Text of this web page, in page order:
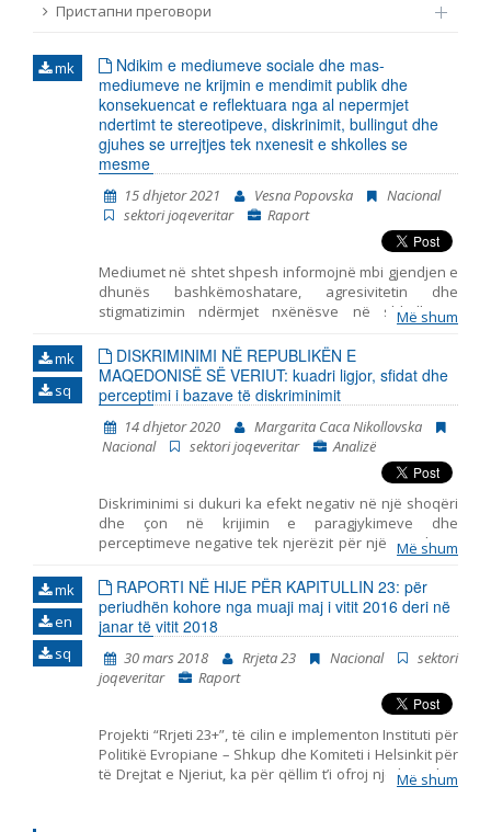
Пристапни преговори
mk
Ndikim e mediumeve sociale dhe mas-
mediumeve ne krijmin e mendimit publik dhe
konsekuencat e reflektuara nga al nepermjet
ndertimt te stereotipeve, diskrinimit, bullingut dhe
gjuhes se urrejtjes tek nxenesit e shkolles se
mesme
15 dhjetor 2021 Vesna Popovska
Nacional
sektori joqeveritar
Raport
Мediumet në shtet shpesh informojnë mbi gjendjen e
dhunës bashkëmoshatare, agresivitetin dhe
stigmatizimin ndërmjet nxënësve në shkollat e
mesme, por mungojnë hulumtime empirike për lidhjen
kauzale ndërmjet qëndrimeve të këtilla dhe burimeve
të ndikimeve potenciale mbi formimin e tyre. Në
kontekst të ndodhive të fundit: pandemija, izolimi
social dhe mësimdhënia online, eventet e këtille nuk
munguan në botën offline, që tregon se roli i
mediumeve, në gjithë procesin, paraqet faktor të cilit
Më shum
mk
sq
DISKRIMINIMI NË REPUBLIKËN E
MAQEDONISË SË VERIUT: kuadri ligjor, sfidat dhe
perceptimi i bazave të diskriminimit
14 dhjetor 2020
Margarita Caca Nikollovska
Nacional
sektori joqeveritar Analizë
Diskriminimi si dukuri ka efekt negativ në një shoqëri
dhe çon në krijimin e paragjykimeve dhe
perceptimeve negative tek njerëzit për një gjendje të
caktuar, me ç’rast diversiteti perceptohet më shumë si
problem sesa si përfitim. Qëllimi i përgjithshëm në
luftën kundër diskriminimit konsiston me mundësinë
e qasjes së barabartë dhe të drejtë në mundësitë që i
ofron një shoqëri. Kjo analizë ka për qëllim ta
pasqyrojë gjendjen e diskriminimit në Republikën e
Maqedonisë së Veriut përmes retrospektivës të
rendit kushtetues dhe kuadrit ligjor deri në problemet
që kanë të bëjnë me shfuqizimin e Ligjit për
parandalimin dhe mbrojtjen nga diskriminimi dhe
miratimin e ligjit të ri në tetor të vitit 2020. Periudha
kohore në të cilën nuk ekzistonte rregullimi ligjor i
Më shum
mk
en
sq
RAPORTI NË HIJE PËR KAPITULLIN 23: për
periudhën kohore nga muaji maj i vitit 2016 deri në
janar të vitit 2018
30 mars 2018 Rrjeta 23 Nacional
sektori
joqeveritar
Raport
Projekti “Rrjeti 23+”, të cilin e implementon Instituti për
Politikë Evropiane – Shkup dhe Komiteti i Helsinkit për
të Drejtat e Njeriut, ka për qëllim t’i ofroj një kontribut
të strukturuar shoqërisë civile në monitorimin dhe
Më shum